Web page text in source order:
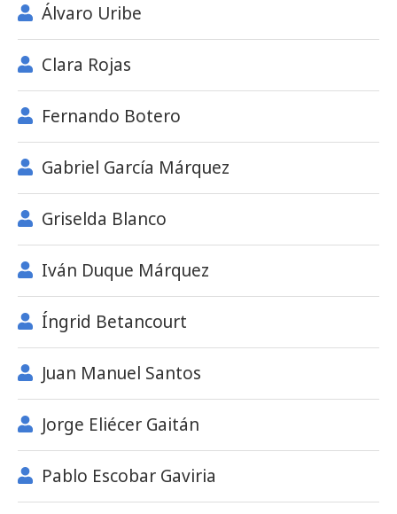
Álvaro Uribe
Clara Rojas
Fernando Botero
Gabriel García Márquez
Griselda Blanco
Iván Duque Márquez
Íngrid Betancourt
Juan Manuel Santos
Jorge Eliécer Gaitán
Pablo Escobar Gaviria